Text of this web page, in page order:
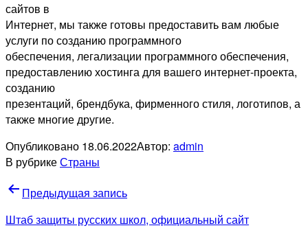
сайтов в
Интернет, мы также готовы предоставить вам любые
услуги по созданию программного
обеспечения, легализации программного обеспечения,
предоставлению хостинга для вашего интернет-проекта,
созданию
презентаций, брендбука, фирменного стиля, логотипов, а
также многие другие.
Опубликовано 18.06.2022Автор: admin
В рубрикеСтраны
Навигация
по
Предыдущая запись
Штаб защиты русских школ, официальный сайт